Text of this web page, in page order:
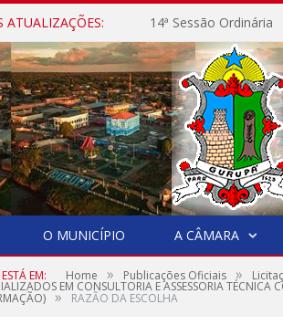
ATUALIZAÇÕES: 14ª Sessão Ordinária
O MUNICÍPIO A CÂMARA
EM: Home » Publicações Oficiais »
EM CONSULTORIA E ASSESSORIA
» RAZÃO DA ESCOLHA